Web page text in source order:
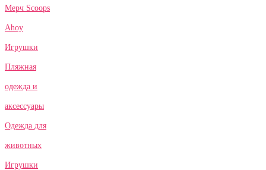
Мерч Scoops
Ahoy
Игрушки
Пляжная
одежда и
аксессуары
Одежда для
животных
Игрушки